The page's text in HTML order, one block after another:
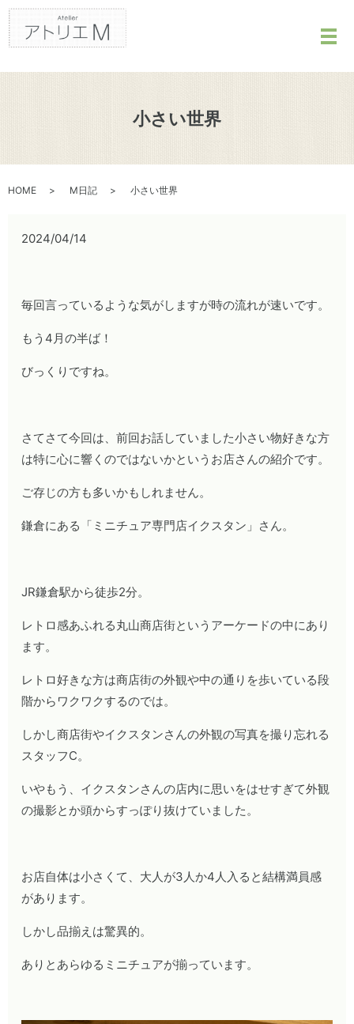
メ
小さい世界
HOME M日記 小さい世界
2024/04/14
毎回言っているような気がしますが時の流れが速いです。
もう4月の半ば！
びっくりですね。
さてさて今回は、前回お話していました小さい物好きな方
は特に心に響くのではないかというお店さんの紹介です。
ご存じの方も多いかもしれません。
鎌倉にある「ミニチュア専門店イクスタン」さん。
JR鎌倉駅から徒歩2分。
レトロ感あふれる丸山商店街というアーケードの中にあり
ます。
レトロ好きな方は商店街の外観や中の通りを歩いている段
階からワクワクするのでは。
しかし商店街やイクスタンさんの外観の写真を撮り忘れる
スタッフC。
いやもう、イクスタンさんの店内に思いをはせすぎて外観
の撮影とか頭からすっぽり抜けていました。
お店自体は小さくて、大人が3人か4人入ると結構満員感
があります。
しかし品揃えは驚異的。
ありとあらゆるミニチュアが揃っています。